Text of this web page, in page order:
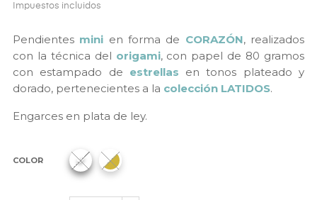
Impuestos incluidos
Pendientes mini en forma de CORAZÓN, realizados
con la técnica del origami, con papel de 80 gramos
con estampado de estrellas en tonos plateado y
dorado, pertenecientes a la colección LATIDOS.
Engarces en plata de ley.
COLOR